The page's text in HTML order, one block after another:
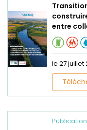
entre
le 27 juillet
Publication